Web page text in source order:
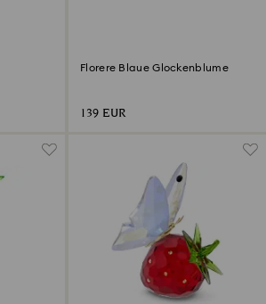
Florere Blaue Glockenblume
139 EUR